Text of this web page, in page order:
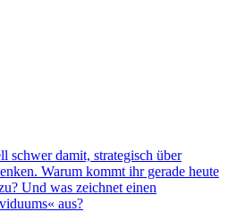
schwer damit, strategisch über
Warum kommt ihr gerade heute
Und was zeichnet einen
aus?